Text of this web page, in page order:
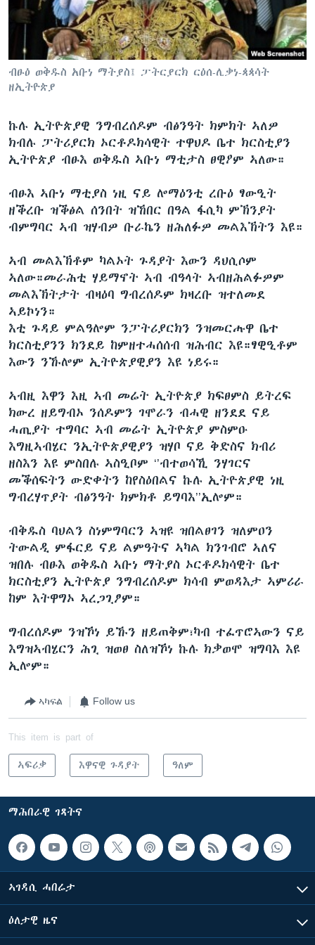
ቂሔ ጽልሚ
ቋንቋታት
ብፁዕ ወቅዱስ አቡነ ማትያስ፤ ፓትርያርክ ርዕሰ-ሊቃነ-ጳጳሳት
ዘኢትዮጵያ
ኩሉ ኢትዮጵያዊ ንግብረሰዶም ብፅንዓት ክምክት ኣለዎ
ክብሉ ፓትሪያርክ ኦርቶዶክሳዊት ተዋህዶ ቤተ ክርስቲያን
ኢትዮጵያ ብፁእ ወቅዱስ ኣቡነ ማቲታስ ፀዊዖም ኣለው።
ብፁእ ኣቡነ ማቲያስ ነዚ ናይ ሎማዕንቲ ረቡዕ ፃውዒት
ዘቕረቡ ዝቕፅል ሰንበት ዝኸበር በዓል ፋሲካ ምኽንያት
ብምግባር ኣብ ዝሃብዎ ቡራኬን ዘሕለፉዎ መልእኽትን እዩ።
ኣብ መልእኽቶም ካልኦት ጉዳያት እውን ዳህሲሶም
ኣለው።መራሕቲ ሃይማኖት ኣብ ብዓላት ኣብዘሕልፉዎም
መልእኽትታት ብዛዕባ ግብረሰዶም ክዛረቡ ዝተለመደ
ኣይኮነን።
እቲ ጉዳይ ምልዓሎም ንፓትሪያርክን ንዝመርሑዋ ቤተ
ክርስቲያንን ክንደይ ከምዘተሓሰሰብ ዝሕብር እዩ።ፃዊዒቶም
እውን ንኹሎም ኢትዮጵያዊያን እዩ ነይሩ።
ኣብዚ እዋን እዚ ኣብ መሬት ኢትዮጵያ ክፍፀምስ ይትረፍ
ክውረ ዘይግብኦ ንሰዶምን ገሞራን ብሓዊ ዘንደደ ናይ
ሓጢያት ተግባር ኣብ መሬት ኢትዮጵያ ምስምዑ
እግዚኣብሄር ንኢትዮጵያዊያን ዝሃቦ ናይ ቅድስና ክብሪ
ዘስእን እዩ ምስበሉ ኣስዒቦም ‘’ብተወሳኺ ንሃገርና
መቕሰፍትን ውድቀትን ከየስዕበልና ኩሉ ኢትዮጵያዊ ነዚ
ግብረሃጥያት ብፅንዓት ክምክቶ ይግባእ’’ኢሎም።
ብቅዱስ ባህልን ስነምግባርን ኣዝዩ ዝበልፀገን ዝለምዐን
ትውልዲ ምፋርይ ናይ ልምዓትና ኣካል ክንገብሮ ኣለና
ዝበሉ ብፁእ ወቅዱስ ኣቡነ ማትያስ ኦርቶዶክሳዊት ቤተ
ክርስቲያን ኢትዮጵያ ንግብረሰዶም ክሳብ ምወዳእታ ኣምሪራ
ከም እትዋግኦ ኣረጋጊፆም።
ግብረሰዶም ንዝኾነ ይኹን ዘይጠቅም፣ካብ ተፈጥሮኣውን ናይ
እግዝኣብሄርን ሕጊ ዝወፀ ስለዝኾነ ኩሉ ክቃወሞ ዝግባእ እዩ
ኢሎም።
ኣካፍል Follow us
This item is part of
ኣፍሪቃ እዋናዊ ጉዳያት ዓለም
ማሕበራዊ ገጻትና
ኣገዳሲ ሓበሬታ
ዕለታዊ ዜና